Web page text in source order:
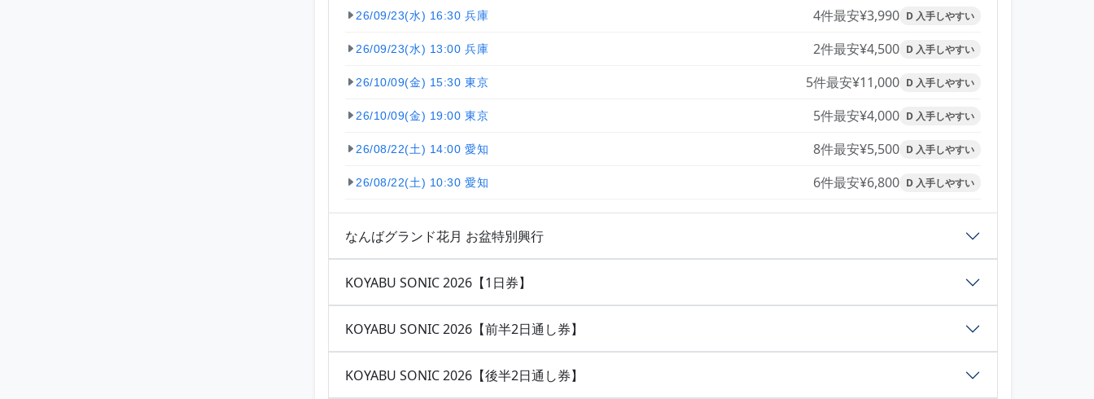
26/09/23(水) 16:30 兵庫 4件最安¥3,990 D 入手しやすい
26/09/23(水) 13:00 兵庫 2件最安¥4,500 D 入手しやすい
26/10/09(金) 15:30 東京 5件最安¥11,000 D 入手しやすい
26/10/09(金) 19:00 東京 5件最安¥4,000 D 入手しやすい
26/08/22(土) 14:00 愛知 8件最安¥5,500 D 入手しやすい
26/08/22(土) 10:30 愛知 6件最安¥6,800 D 入手しやすい
なんばグランド花月 お盆特別興行
KOYABU SONIC 2026【1日券】
KOYABU SONIC 2026【前半2日通し券】
KOYABU SONIC 2026【後半2日通し券】